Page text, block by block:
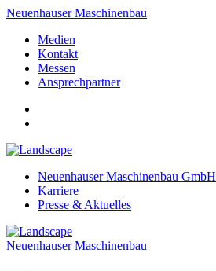
Neuenhauser Maschinenbau
Medien
Kontakt
Messen
Ansprechpartner
Neuenhauser Maschinenbau GmbH
Karriere
Presse & Aktuelles
Neuenhauser Maschinenbau